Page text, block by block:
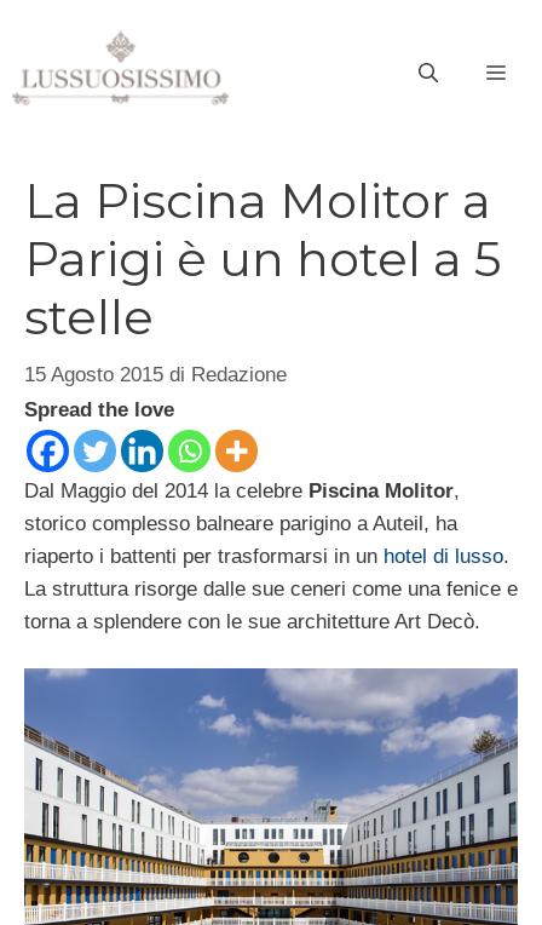
contenuto
La Piscina Molitor a
Parigi è un hotel a 5
stelle
15 Agosto 2015 di Redazione
Spread the love
Dal Maggio del 2014 la celebre Piscina Molitor,
storico complesso balneare parigino a Auteil, ha
riaperto i battenti per trasformarsi in un hotel di lusso.
La struttura risorge dalle sue ceneri come una fenice e
torna a splendere con le sue architetture Art Decò.